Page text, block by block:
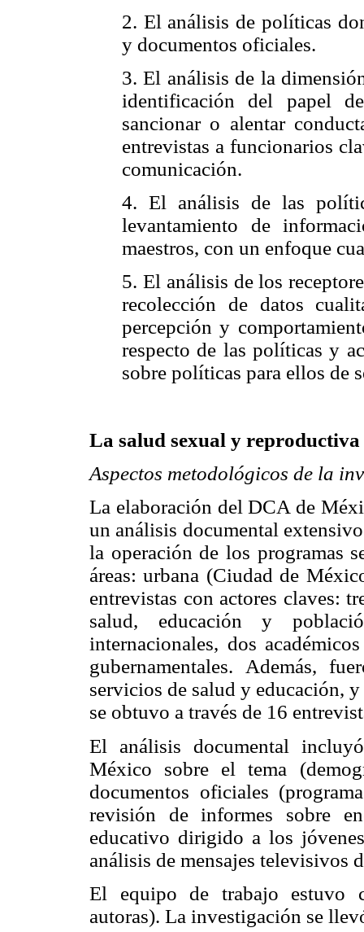
2. El análisis de políticas
y documentos oficiales.
3. El análisis de la
identificación del papel
sancionar o alentar
entrevistas a funcionarios
comunicación.
4. El análisis de las
levantamiento de
maestros, con un enfoque
5. El análisis de los
recolección de datos
percepción y
respecto de las políticas y
sobre políticas para ellos de
La salud sexual y
Aspectos metodológicos de la
La elaboración del DCA de
un análisis documental
la operación de los programas
áreas: urbana (Ciudad de
entrevistas con actores claves:
salud, educación y
internacionales, dos
gubernamentales. Además,
servicios de salud y educación,
se obtuvo a través de 16
El análisis documental
México sobre el tema
documentos oficiales
revisión de informes sobre
educativo dirigido a los
análisis de mensajes televisivos
El equipo de trabajo estuvo
autoras). La investigación se